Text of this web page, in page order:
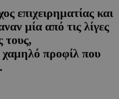
επιχειρηματίας και
μία από τις λίγες
τους,
χαμηλό προφίλ που